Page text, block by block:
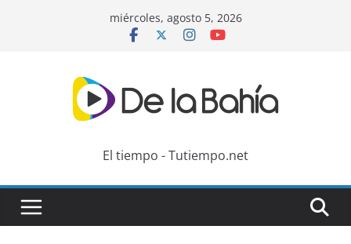
miércoles, agosto 5, 2026
El tiempo - Tutiempo.net